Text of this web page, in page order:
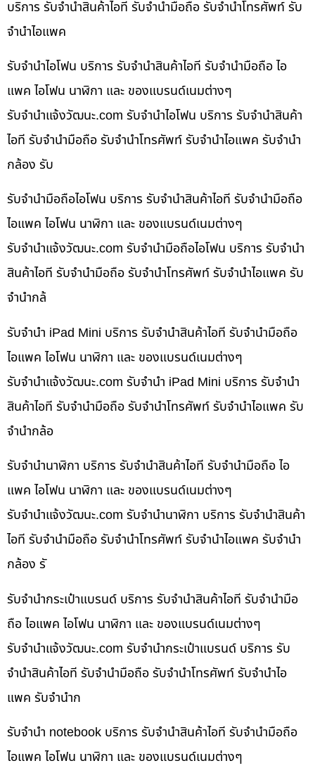
บริการ รับจำนำสินค้าไอที รับจำนำมือถือ รับจำนำโทรศัพท์ รับ
จำนำไอแพค
รับจำนำไอโฟน บริการ รับจำนำสินค้าไอที รับจำนำมือถือ ไอ
แพค ไอโฟน นาฬิกา และ ของแบรนด์เนมต่างๆ
รับจํานําแจ้งวัฒนะ.com รับจำนำไอโฟน บริการ รับจำนำสินค้า
ไอที รับจำนำมือถือ รับจำนำโทรศัพท์ รับจำนำไอแพค รับจำนำ
กล้อง รับ
รับจำนำมือถือไอโฟน บริการ รับจำนำสินค้าไอที รับจำนำมือถือ
ไอแพค ไอโฟน นาฬิกา และ ของแบรนด์เนมต่างๆ
รับจํานําแจ้งวัฒนะ.com รับจำนำมือถือไอโฟน บริการ รับจำนำ
สินค้าไอที รับจำนำมือถือ รับจำนำโทรศัพท์ รับจำนำไอแพค รับ
จำนำกล้
รับจำนำ iPad Mini บริการ รับจำนำสินค้าไอที รับจำนำมือถือ
ไอแพค ไอโฟน นาฬิกา และ ของแบรนด์เนมต่างๆ
รับจํานําแจ้งวัฒนะ.com รับจำนำ iPad Mini บริการ รับจำนำ
สินค้าไอที รับจำนำมือถือ รับจำนำโทรศัพท์ รับจำนำไอแพค รับ
จำนำกล้อ
รับจำนำนาฬิกา บริการ รับจำนำสินค้าไอที รับจำนำมือถือ ไอ
แพค ไอโฟน นาฬิกา และ ของแบรนด์เนมต่างๆ
รับจํานําแจ้งวัฒนะ.com รับจำนำนาฬิกา บริการ รับจำนำสินค้า
ไอที รับจำนำมือถือ รับจำนำโทรศัพท์ รับจำนำไอแพค รับจำนำ
กล้อง รั
รับจำนำกระเป๋าแบรนด์ บริการ รับจำนำสินค้าไอที รับจำนำมือ
ถือ ไอแพค ไอโฟน นาฬิกา และ ของแบรนด์เนมต่างๆ
รับจํานําแจ้งวัฒนะ.com รับจำนำกระเป๋าแบรนด์ บริการ รับ
จำนำสินค้าไอที รับจำนำมือถือ รับจำนำโทรศัพท์ รับจำนำไอ
แพค รับจำนำก
รับจำนำ notebook บริการ รับจำนำสินค้าไอที รับจำนำมือถือ
ไอแพค ไอโฟน นาฬิกา และ ของแบรนด์เนมต่างๆ